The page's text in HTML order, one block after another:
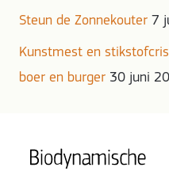
Steun de Zonnekouter 7
Kunstmest en
boer en burger 30 juni